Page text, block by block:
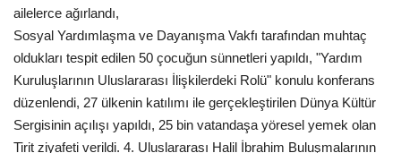
ailelerce ağırlandı,
Sosyal Yardımlaşma ve Dayanışma Vakfı tarafından muhtaç
oldukları tespit edilen 50 çocuğun sünnetleri yapıldı, "Yardım
Kuruluşlarının Uluslararası İlişkilerdeki Rolü" konulu konferans
düzenlendi, 27 ülkenin katılımı ile gerçekleştirilen Dünya Kültür
Sergisinin açılışı yapıldı, 25 bin vatandaşa yöresel yemek olan
Tirit ziyafeti verildi. 4. Uluslararası Halil İbrahim Buluşmalarının